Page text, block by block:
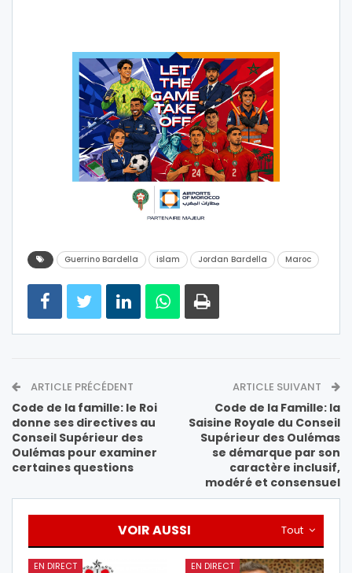
Guerrino Bardella islam Jordan Bardella Maroc
ARTICLE PRÉCÉDENT
Code de la famille: le Roi
donne ses directives au
Conseil Supérieur des
Oulémas pour examiner
certaines questions
ARTICLE SUIVANT
Code de la Famille: la
Saisine Royale du Conseil
Supérieur des Oulémas
se démarque par son
caractère inclusif,
modéré et consensuel
Tout
VOIR AUSSI
EN DIRECT EN DIRECT